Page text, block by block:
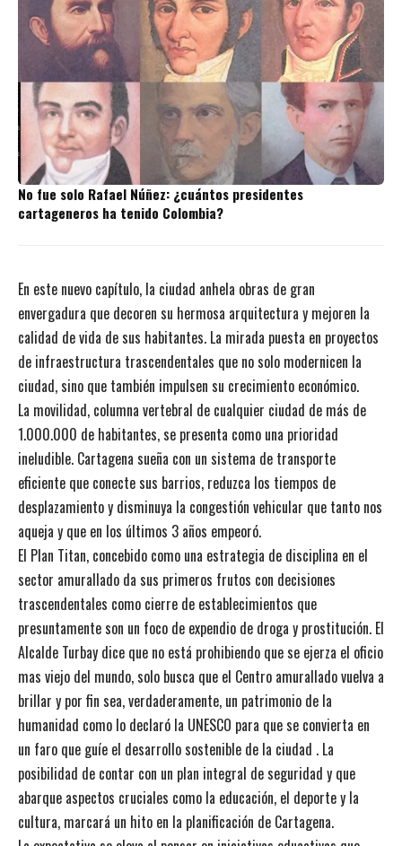
No fue solo Rafael Núñez: ¿cuántos presidentes
cartageneros ha tenido Colombia?
En este nuevo capítulo, la ciudad anhela obras de gran
envergadura que decoren su hermosa arquitectura y mejoren la
calidad de vida de sus habitantes. La mirada puesta en proyectos
de infraestructura trascendentales que no solo modernicen la
ciudad, sino que también impulsen su crecimiento económico.
La movilidad, columna vertebral de cualquier ciudad de más de
1.000.000 de habitantes, se presenta como una prioridad
ineludible. Cartagena sueña con un sistema de transporte
eficiente que conecte sus barrios, reduzca los tiempos de
desplazamiento y disminuya la congestión vehicular que tanto nos
aqueja y que en los últimos 3 años empeoró.
El Plan Titan, concebido como una estrategia de disciplina en el
sector amurallado da sus primeros frutos con decisiones
trascendentales como cierre de establecimientos que
presuntamente son un foco de expendio de droga y prostitución. El
Alcalde Turbay dice que no está prohibiendo que se ejerza el oficio
mas viejo del mundo, solo busca que el Centro amurallado vuelva a
brillar y por fin sea, verdaderamente, un patrimonio de la
humanidad como lo declaró la UNESCO para que se convierta en
un faro que guíe el desarrollo sostenible de la ciudad . La
posibilidad de contar con un plan integral de seguridad y que
abarque aspectos cruciales como la educación, el deporte y la
cultura, marcará un hito en la planificación de Cartagena.